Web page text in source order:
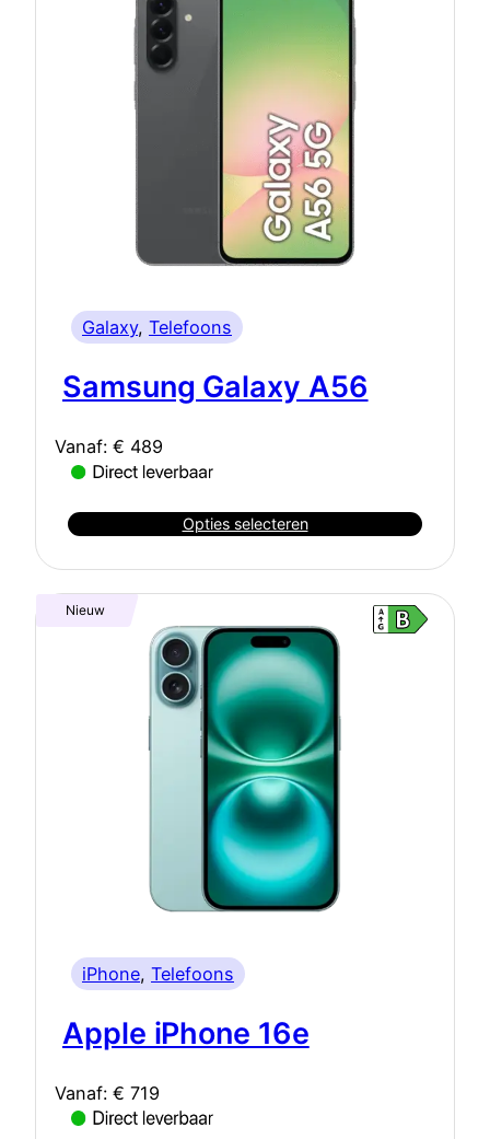
Galaxy, Telefoons
Samsung Galaxy A56
Vanaf: € 489
Opties selecteren
Nieuw
iPhone, Telefoons
Apple iPhone 16e
Vanaf: € 719